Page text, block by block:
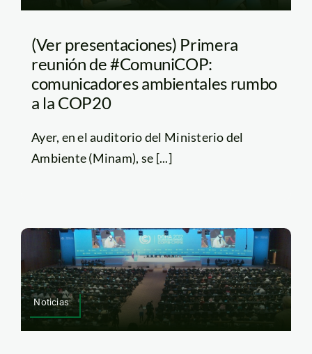
(Ver presentaciones) Primera
reunión de #ComuniCOP:
comunicadores ambientales rumbo
a la COP20
Ayer, en el auditorio del Ministerio del
Ambiente (Minam), se [...]
Noticias